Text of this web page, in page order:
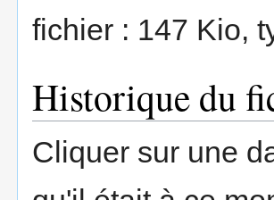
fichier : 147 Kio,
Historique du
Cliquer sur une